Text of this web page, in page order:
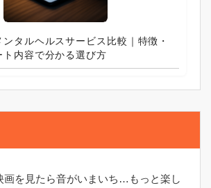
タルヘルスサービス比較｜特徴・
ト内容で分かる選び方
画を見たら音がいまいち…もっと楽し